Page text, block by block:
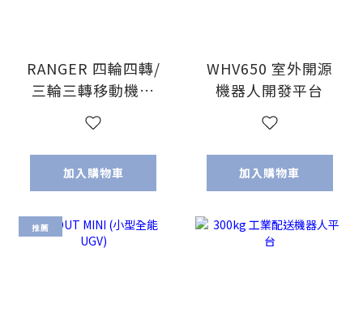
RANGER 四輪四轉/
三輪三轉移動機器
人
加入購物車
WHV650 室外開源
機器人開發平台
加入購物車
推薦